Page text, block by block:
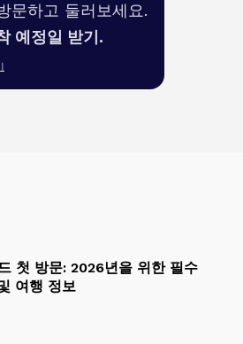
문하고 둘러보세요.
예정일 받기.
첫 방문: 2026년을 위한 필수
여행 정보